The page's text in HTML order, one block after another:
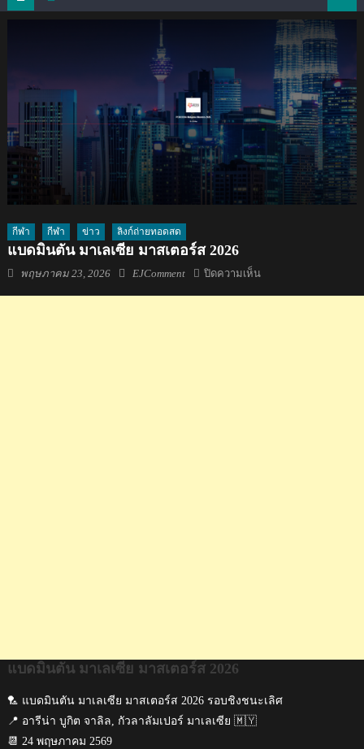
กีฬา กีฬา ข่าว ลิงก์ถ่ายทอดสด
แบดมินตัน มาเลเซีย มาสเตอร์ส 2026
Posted
พฤษภาคม 23, 2026 Author
EJComment ปิดความเห็นบน
แบดมินตัน มาเลเซีย มาสเตอร์ส 2026
🏸 แบดมินตัน มาเลเซีย มาสเตอร์ส 2026 รอบชิงชนะเลิศ
📍 อารีน่า บูกิต จาลิล, กัวลาลัมเปอร์ มาเลเซีย 🇲🇾
📆 24 พฤษภาคม 2569